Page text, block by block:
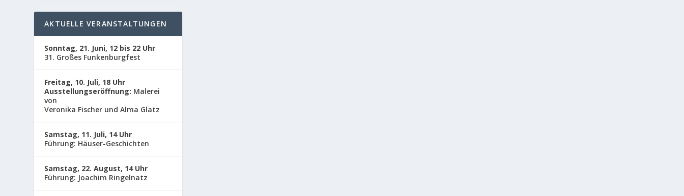
AKTUELLE VERANSTALTUNGEN
Sonntag, 21. Juni, 12 bis 22 Uhr
31. Großes Funkenburgfest
Freitag, 10. Juli, 18 Uhr
Ausstellungseröffnung: Malerei
von
Veronika Fischer und Alma Glatz
Samstag, 11. Juli, 14 Uhr
Führung: Häuser-Geschichten
Samstag, 22. August, 14 Uhr
Führung: Joachim Ringelnatz